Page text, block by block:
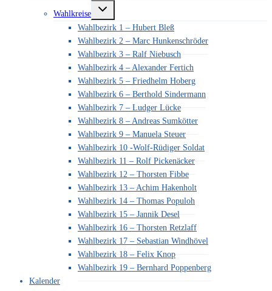
Wahlkreise
Untermenü
umschalten
Wahlbezirk 1 – Hubert Bleß
Wahlbezirk 2 – Marc Hunkenschröder
Wahlbezirk 3 – Ralf Niebusch
Wahlbezirk 4 – Alexander Fertich
Wahlbezirk 5 – Friedhelm Hoberg
Wahlbezirk 6 – Berthold Sindermann
Wahlbezirk 7 – Ludger Lücke
Wahlbezirk 8 – Andreas Sumkötter
Wahlbezirk 9 – Manuela Steuer
Wahlbezirk 10 -Wolf-Rüdiger Soldat
Wahlbezirk 11 – Rolf Pickenäcker
Wahlbezirk 12 – Thorsten Fibbe
Wahlbezirk 13 – Achim Hakenholt
Wahlbezirk 14 – Thomas Populoh
Wahlbezirk 15 – Jannik Desel
Wahlbezirk 16 – Thorsten Retzlaff
Wahlbezirk 17 – Sebastian Windhövel
Wahlbezirk 18 – Felix Knop
Wahlbezirk 19 – Bernhard Poppenberg
Kalender